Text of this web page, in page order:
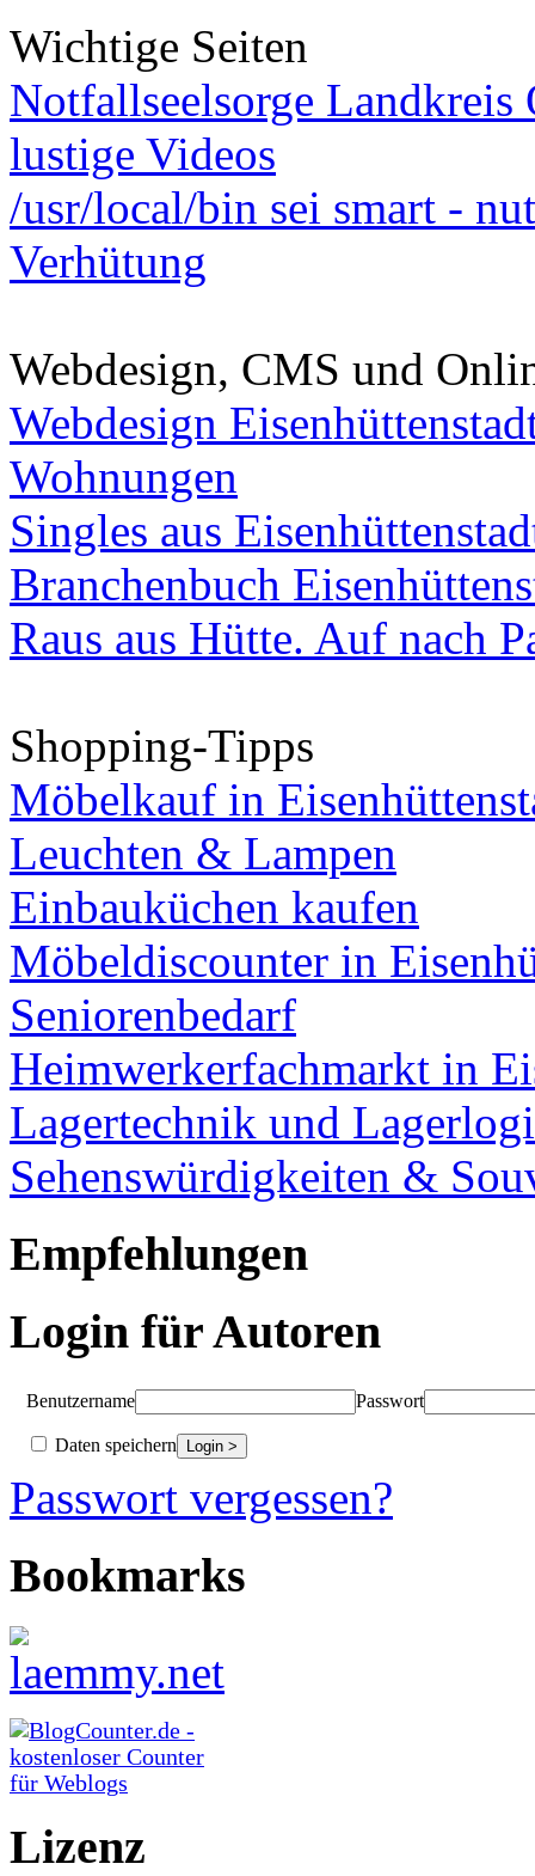
Wichtige Seiten
Notfallseelsorge Landkreis
lustige Videos
/usr/local/bin sei smart -
Verhütung
Webdesign, CMS und
Webdesign
Wohnungen
Singles aus
Branchenbuch
Raus aus Hütte. Auf nach
Shopping-Tipps
Möbelkauf in
Leuchten & Lampen
Einbauküchen kaufen
Möbeldiscounter in
Seniorenbedarf
Heimwerkerfachmarkt in
Lagertechnik und
Sehenswürdigkeiten &
Empfehlungen
Login für Autoren
Benutzername Passwort
Daten speichern
Passwort vergessen?
Bookmarks
Lizenz